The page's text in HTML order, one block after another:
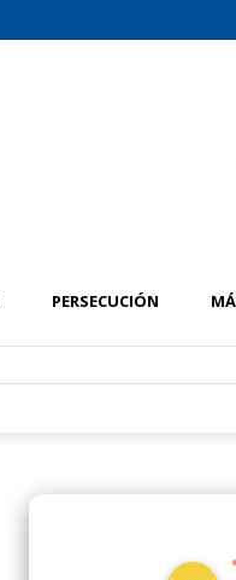
PERSECUCIÓN